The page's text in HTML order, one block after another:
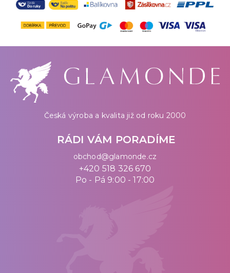
Česká výroba a kvalita již od roku 2000
RÁDI VÁM PORADÍME
obchod@glamonde.cz
+420 518 326 670
Po - Pá 9:00 - 17:00